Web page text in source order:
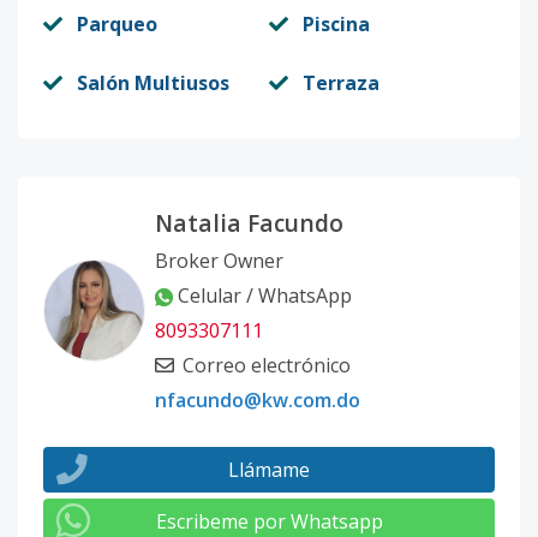
Parqueo Piscina
Salón Multiusos Terraza
Natalia Facundo
Broker Owner
Celular / WhatsApp
8093307111
Correo electrónico
nfacundo@kw.com.do
Llámame
Escribeme por Whatsapp